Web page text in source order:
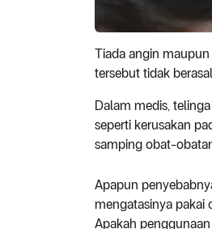
Tiada angin
tersebut tidak
Dalam medis,
seperti kerusakan
samping obat-
Apapun
mengatasinya pakai
Apakah penggunaan